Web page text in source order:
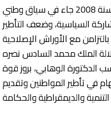
وأوضحت أن تأسيس الحزب سنة 2008 جاء في سياق وطني
السياسية، وضعف التأطير
مع الأوراش الإصلاحية
الملك محمد السادس نصره
الدكتورة الوهابي، بروز قوة
في تأطير المواطنين وتقديم